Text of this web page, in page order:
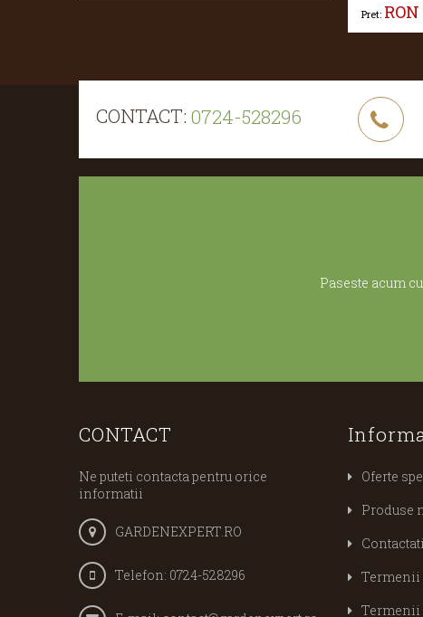
Pret: RON
CONTACT: 0724-528296
Paseste acum
CONTACT
Ne puteti contacta pentru orice
informatii
GARDENEXPERT.RO
Telefon: 0724-528296
Oferte
Produse
Termenii